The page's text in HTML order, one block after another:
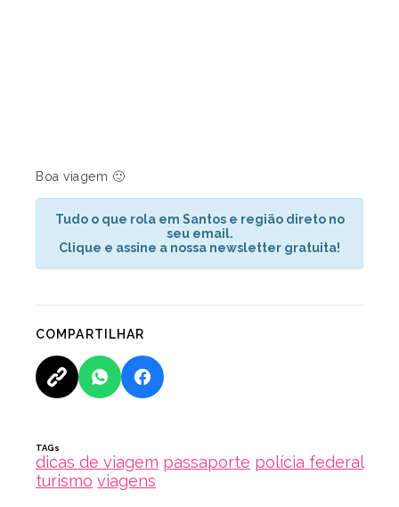
Boa viagem 🙂
Tudo o que rola em Santos e região direto no
seu email.
Clique e assine a nossa newsletter gratuita!
COMPARTILHAR
TAGs
dicas de viagem passaporte polícia federal
turismo viagens